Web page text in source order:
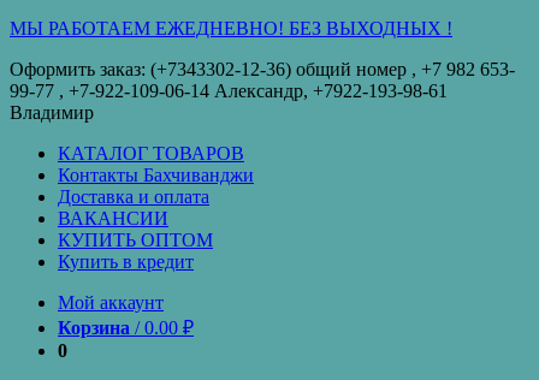
МЫ РАБОТАЕМ ЕЖЕДНЕВНО! БЕЗ ВЫХОДНЫХ !
Оформить заказ: (+7343302-12-36) общий номер , ‪+7 982 653-
99-77‬ , +7-922-109-06-14 Александр, +7922-193-98-61
Владимир
КАТАЛОГ ТОВАРОВ
Контакты Бахчиванджи
Доставка и оплата
ВАКАНСИИ
КУПИТЬ ОПТОМ
Купить в кредит
Мой аккаунт
Корзина /0.00 ₽
0